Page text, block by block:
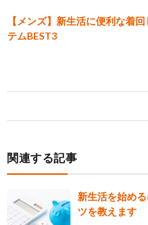
【メンズ】新生活に便利な着
テムBEST3
関連する記事
新生活を始め
ツを教えます